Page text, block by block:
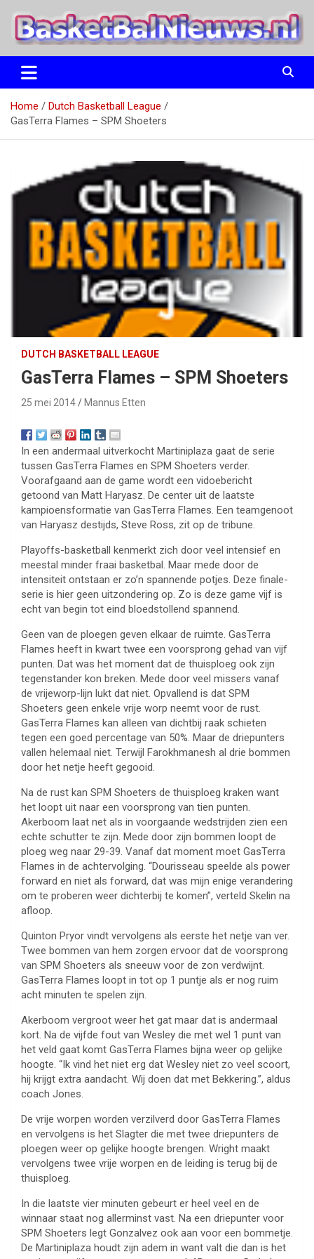
naar
BasketBalNieuws.nl
Etten
Home
Dutch Basketball League
GasTerra Flames – SPM Shoeters
DUTCH BASKETBALL LEAGUE
GasTerra Flames – SPM Shoeters
25 mei 2014 Mannus Etten
In een andermaal uitverkocht Martiniplaza gaat de serie
tussen GasTerra Flames en SPM Shoeters verder.
Voorafgaand aan de game wordt een vidoebericht
getoond van Matt Haryasz. De center uit de laatste
kampioensformatie van GasTerra Flames. Een teamgenoot
van Haryasz destijds, Steve Ross, zit op de tribune.
Playoffs-basketball kenmerkt zich door veel intensief en
meestal minder fraai basketbal. Maar mede door de
intensiteit ontstaan er zo’n spannende potjes. Deze finale-
serie is hier geen uitzondering op. Zo is deze game vijf is
echt van begin tot eind bloedstollend spannend.
Geen van de ploegen geven elkaar de ruimte. GasTerra
Flames heeft in kwart twee een voorsprong gehad van vijf
punten. Dat was het moment dat de thuisploeg ook zijn
tegenstander kon breken. Mede door veel missers vanaf
de vrijeworp-lijn lukt dat niet. Opvallend is dat SPM
Shoeters geen enkele vrije worp neemt voor de rust.
GasTerra Flames kan alleen van dichtbij raak schieten
tegen een goed percentage van 50%. Maar de driepunters
vallen helemaal niet. Terwijl Farokhmanesh al drie bommen
door het netje heeft gegooid.
Na de rust kan SPM Shoeters de thuisploeg kraken want
het loopt uit naar een voorsprong van tien punten.
Akerboom laat net als in voorgaande wedstrijden zien een
echte schutter te zijn. Mede door zijn bommen loopt de
ploeg weg naar 29-39. Vanaf dat moment moet GasTerra
Flames in de achtervolging. “Dourisseau speelde als power
forward en niet als forward, dat was mijn enige verandering
om te proberen weer dichterbij te komen”, verteld Skelin na
afloop.
Quinton Pryor vindt vervolgens als eerste het netje van ver.
Twee bommen van hem zorgen ervoor dat de voorsprong
van SPM Shoeters als sneeuw voor de zon verdwijnt.
GasTerra Flames loopt in tot op 1 puntje als er nog ruim
acht minuten te spelen zijn.
Akerboom vergroot weer het gat maar dat is andermaal
kort. Na de vijfde fout van Wesley die met wel 1 punt van
het veld gaat komt GasTerra Flames bijna weer op gelijke
hoogte. “Ik vind het niet erg dat Wesley niet zo veel scoort,
hij krijgt extra aandacht. Wij doen dat met Bekkering.”, aldus
coach Jones.
De vrije worpen worden verzilverd door GasTerra Flames
en vervolgens is het Slagter die met twee driepunters de
ploegen weer op gelijke hoogte brengen. Wright maakt
vervolgens twee vrije worpen en de leiding is terug bij de
thuisploeg.
In die laatste vier minuten gebeurt er heel veel en de
winnaar staat nog allerminst vast. Na een driepunter voor
SPM Shoeters legt Gonzalvez ook aan voor een bommetje.
De Martiniplaza houdt zijn adem in want valt die dan is het